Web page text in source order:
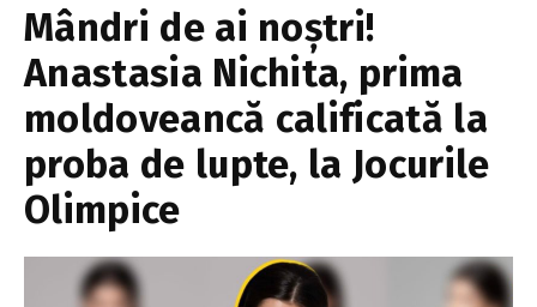
Mândri de ai noștri!
Anastasia Nichita, prima
moldoveancă calificată la
proba de lupte, la Jocurile
Olimpice